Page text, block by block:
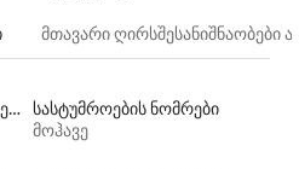
მთავარი
ხის დასაქირავებელი სახლები
სასტუმროების ნომრები
მოჰავე